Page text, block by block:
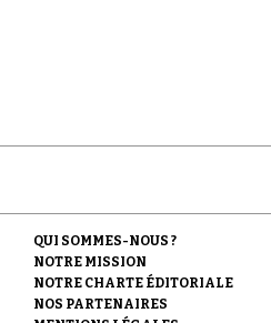
QUI SOMMES-NOUS ?
NOTRE MISSION
NOTRE CHARTE ÉDITORIALE
NOS PARTENAIRES